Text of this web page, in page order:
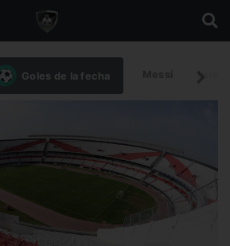
Goles de la fecha